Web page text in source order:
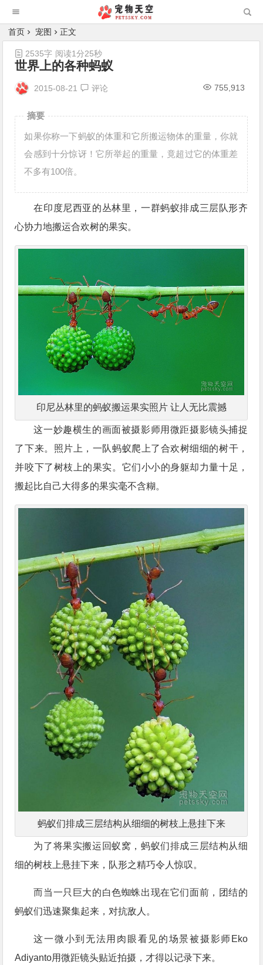
首页 宠图 正文
世界上的各种蚂蚁
2015-08-21 评论 755,913
2535字 阅读1分25秒
摘要
如果你称一下蚂蚁的体重和它所搬运物体的重量，你就
会感到十分惊讶！它所举起的重量，竟超过它的体重差
不多有100倍。
在印度尼西亚的丛林里，一群蚂蚁排成三层队形齐
心协力地搬运合欢树的果实。
印尼丛林里的蚂蚁搬运果实照片 让人无比震撼
这一妙趣横生的画面被摄影师用微距摄影镜头捕捉
了下来。照片上，一队蚂蚁爬上了合欢树细细的树干，
并咬下了树枝上的果实。它们小小的身躯却力量十足，
搬起比自己大得多的果实毫不含糊。
蚂蚁们排成三层结构从细细的树枝上悬挂下来
为了将果实搬运回蚁窝，蚂蚁们排成三层结构从细
细的树枝上悬挂下来，队形之精巧令人惊叹。
而当一只巨大的白色蜘蛛出现在它们面前，团结的
蚂蚁们迅速聚集起来，对抗敌人。
这一微小到无法用肉眼看见的场景被摄影师Eko
Adiyanto用微距镜头贴近拍摄，才得以记录下来。